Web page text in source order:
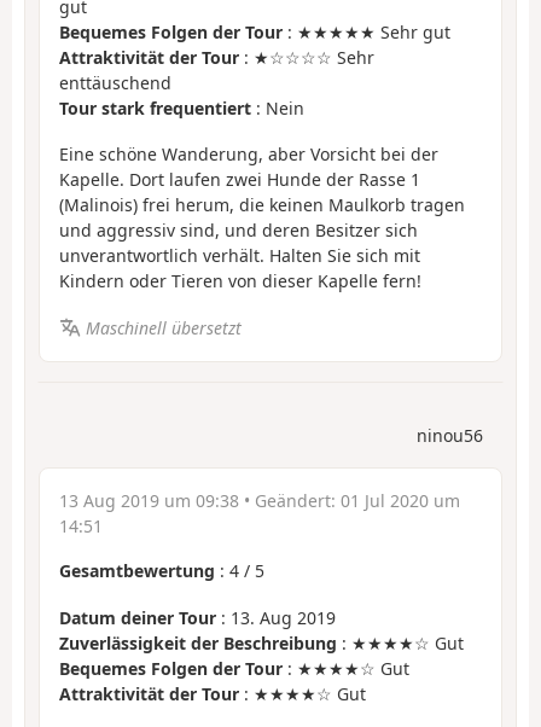
gut
Bequemes Folgen der Tour : ★★★★★ Sehr gut
Attraktivität der Tour : ★☆☆☆☆ Sehr
enttäuschend
Tour stark frequentiert : Nein
Eine schöne Wanderung, aber Vorsicht bei der
Kapelle. Dort laufen zwei Hunde der Rasse 1
(Malinois) frei herum, die keinen Maulkorb tragen
und aggressiv sind, und deren Besitzer sich
unverantwortlich verhält. Halten Sie sich mit
Kindern oder Tieren von dieser Kapelle fern!
Maschinell übersetzt
ninou56
13 Aug 2019 um 09:38 • Geändert: 01 Jul 2020 um
14:51
Gesamtbewertung : 4 / 5
Datum deiner Tour : 13. Aug 2019
Zuverlässigkeit der Beschreibung : ★★★★☆ Gut
Bequemes Folgen der Tour : ★★★★☆ Gut
Attraktivität der Tour : ★★★★☆ Gut